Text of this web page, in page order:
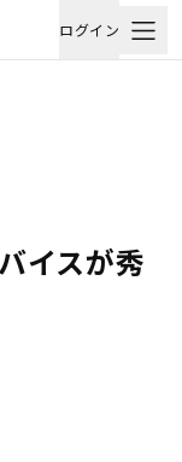
ログイン
イスが秀